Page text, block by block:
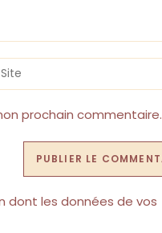
prochain commentaire.
dont les données de vos